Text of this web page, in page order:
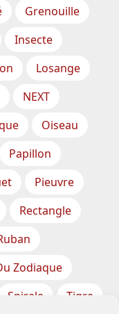
Grenouille
Insecte
Losange
NEXT
Oiseau
Papillon
Pieuvre
Rectangle
Zodiaque
Spirale Tigre